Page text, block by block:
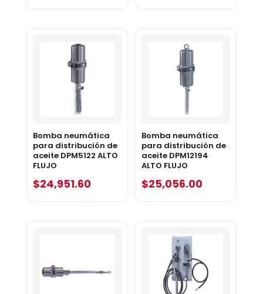
Bomba neumática
para distribución de
aceite DPM5122 ALTO
FLUJO
$24,951.60
Bomba neumática
para distribución de
aceite DPM12194
ALTO FLUJO
$25,056.00